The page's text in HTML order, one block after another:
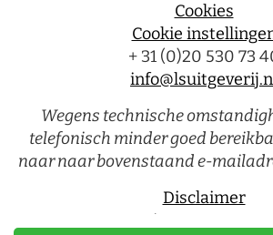
Cookies
Cookie
+ 31 (0)20 530 73
Wegens technische
telefonisch minder goed
naar naar bovenstaand e-
Disclaimer
Privacystatement